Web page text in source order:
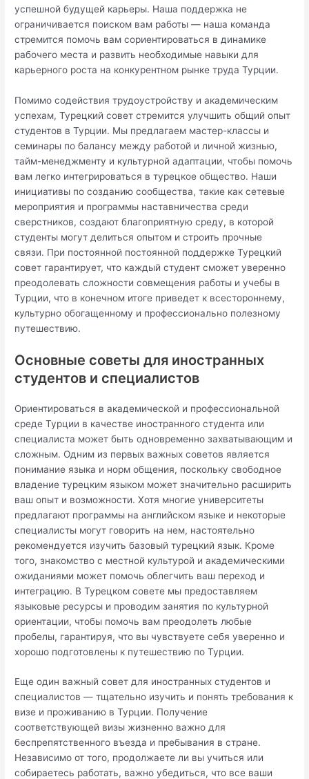
успешной будущей карьеры. Наша поддержка не
ограничивается поиском вам работы — наша команда
стремится помочь вам сориентироваться в динамике
рабочего места и развить необходимые навыки для
карьерного роста на конкурентном рынке труда Турции.
Помимо содействия трудоустройству и академическим
успехам, Турецкий совет стремится улучшить общий опыт
студентов в Турции. Мы предлагаем мастер-классы и
семинары по балансу между работой и личной жизнью,
тайм-менеджменту и культурной адаптации, чтобы помочь
вам легко интегрироваться в турецкое общество. Наши
инициативы по созданию сообщества, такие как сетевые
мероприятия и программы наставничества среди
сверстников, создают благоприятную среду, в которой
студенты могут делиться опытом и строить прочные
связи. При постоянной постоянной поддержке Турецкий
совет гарантирует, что каждый студент сможет уверенно
преодолевать сложности совмещения работы и учебы в
Турции, что в конечном итоге приведет к всестороннему,
культурно обогащенному и профессионально полезному
путешествию.
Основные советы для иностранных
студентов и специалистов
Ориентироваться в академической и профессиональной
среде Турции в качестве иностранного студента или
специалиста может быть одновременно захватывающим и
сложным. Одним из первых важных советов является
понимание языка и норм общения, поскольку свободное
владение турецким языком может значительно расширить
ваш опыт и возможности. Хотя многие университеты
предлагают программы на английском языке и некоторые
специалисты могут говорить на нем, настоятельно
рекомендуется изучить базовый турецкий язык. Кроме
того, знакомство с местной культурой и академическими
ожиданиями может помочь облегчить ваш переход и
интеграцию. В Турецком совете мы предоставляем
языковые ресурсы и проводим занятия по культурной
ориентации, чтобы помочь вам преодолеть любые
пробелы, гарантируя, что вы чувствуете себя уверенно и
хорошо подготовлены к путешествию по Турции.
Еще один важный совет для иностранных студентов и
специалистов — тщательно изучить и понять требования к
визе и проживанию в Турции. Получение
соответствующей визы жизненно важно для
беспрепятственного въезда и пребывания в стране.
Независимо от того, продолжаете ли вы учиться или
собираетесь работать, важно убедиться, что все ваши